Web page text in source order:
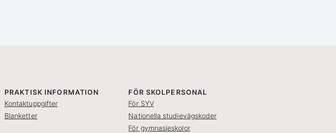
PRAKTISK INFORMATION
Kontaktuppgifter
Blanketter
FÖR SKOLPERSONAL
För SYV
Nationella studievägskoder
För gymnasieskolor